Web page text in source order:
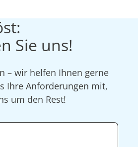
Sie uns!
– wir helfen Ihnen gerne
Ihre Anforderungen mit,
um den Rest!